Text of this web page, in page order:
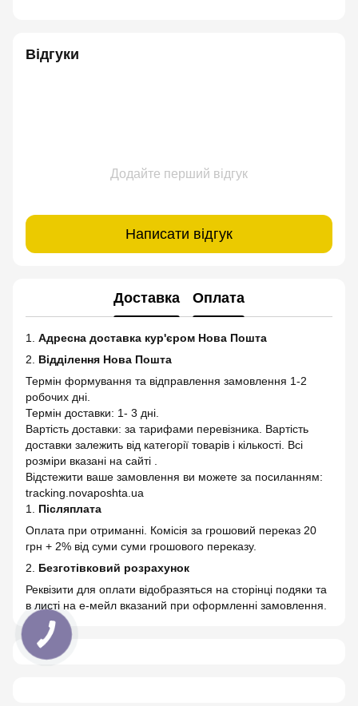
Відгуки
Додайте перший відгук
Написати відгук
Доставка Оплата
1. Адресна доставка кур'єром Нова Пошта
2. Відділення Нова Пошта
Термін формування та відправлення замовлення 1-2
робочих дні.
Термін доставки: 1- 3 дні.
Вартість доставки: за тарифами перевізника. Вартість
доставки залежить від категорії товарів і кількості. Всі
розміри вказані на сайті .
Відстежити ваше замовлення ви можете за посиланням:
tracking.novaposhta.ua
1. Післяплата
Оплата при отриманні. Комісія за грошовий переказ 20
грн + 2% від суми суми грошового переказу.
2. Безготівковий розрахунок
Реквізити для оплати відобразяться на сторінці подяки та
в листі на е-мейл вказаний при оформленні замовлення.